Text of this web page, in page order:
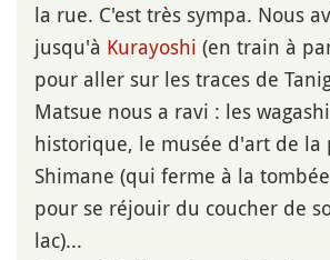
la rue. C'est très sympa. Nous
jusqu'à Kurayoshi (en train à
pour aller sur les traces de
Matsue nous a ravi : les
historique, le musée d'art de la
Shimane (qui ferme à la
pour se réjouir du coucher de
lac)...